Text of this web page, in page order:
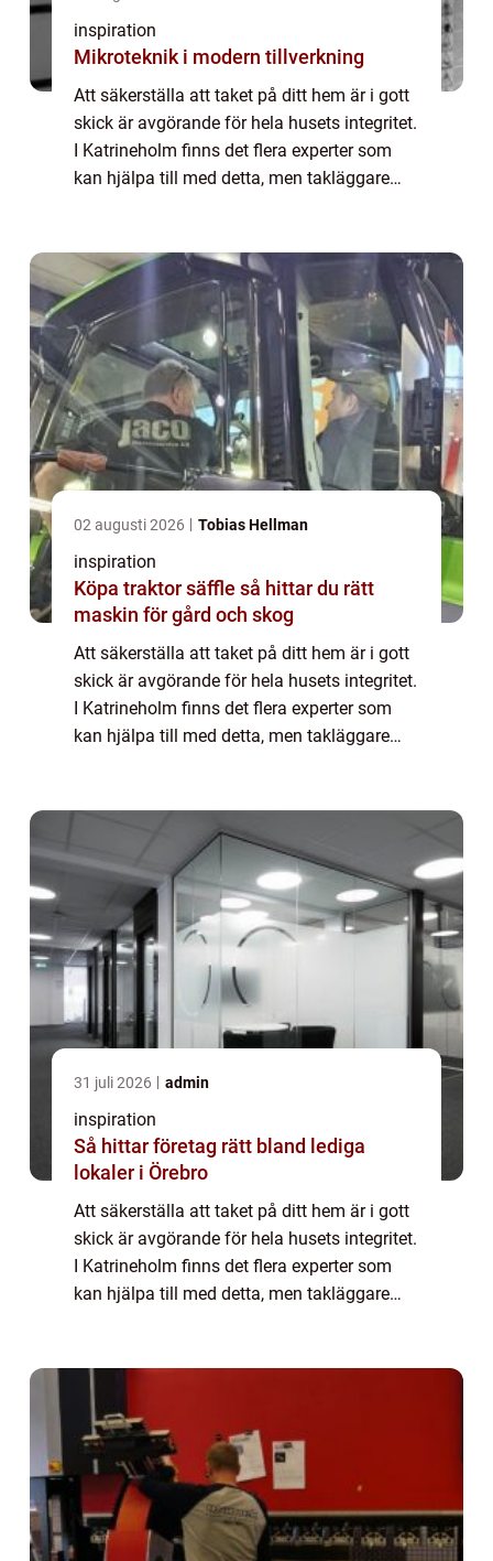
inspiration
Mikroteknik i modern tillverkning
Att säkerställa att taket på ditt hem är i gott
skick är avgörande för hela husets integritet.
I Katrineholm finns det flera experter som
kan hjälpa till med detta, men takläggare
02 augusti 2026 Tobias Hellman
inspiration
Köpa traktor säffle så hittar du rätt
maskin för gård och skog
Att säkerställa att taket på ditt hem är i gott
skick är avgörande för hela husets integritet.
I Katrineholm finns det flera experter som
kan hjälpa till med detta, men takläggare
31 juli 2026 admin
inspiration
Så hittar företag rätt bland lediga
lokaler i Örebro
Att säkerställa att taket på ditt hem är i gott
skick är avgörande för hela husets integritet.
I Katrineholm finns det flera experter som
kan hjälpa till med detta, men takläggare